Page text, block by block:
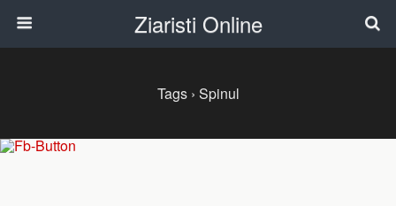
Ziaristi Online
Tags › Spinul